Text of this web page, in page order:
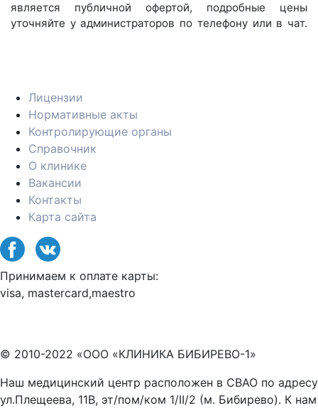
является публичной офертой, подробные цены
уточняйте у администраторов по телефону или в чат.
Лицензии
Нормативные акты
Контролирующие органы
Справочник
О клинике
Вакансии
Контакты
Карта сайта
Принимаем к оплате карты:
visa, mastercard,maestro
© 2010-2022 «ООО «КЛИНИКА БИБИРЕВО-1»
Наш медицинский центр расположен в СВАО по адресу
ул.Плещеева, 11В, эт/пом/ком 1/II/2 (м. Бибирево). К нам